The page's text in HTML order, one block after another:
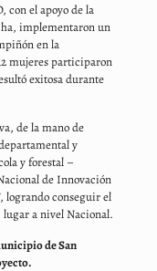
con el apoyo de la
implementaron un
en la
mujeres participaron
exitosa durante
de la mano de
y
y forestal –
de Innovación
logrando conseguir el
lugar a nivel Nacional.
de San